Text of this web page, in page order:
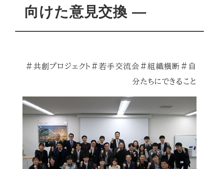
向けた意見交換 ―
#共創プロジェクト#若手交流会#組織横断#自
分たちにできること